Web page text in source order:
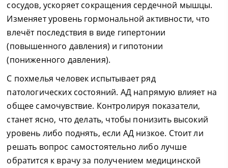
сосудов, ускоряет сокращения сердечной мышцы.
Изменяет уровень гормональной активности, что
влечёт последствия в виде гипертонии
(повышенного давления) и гипотонии
(пониженного давления).
С похмелья человек испытывает ряд
патологических состояний. АД напрямую влияет на
общее самочувствие. Контролируя показатели,
станет ясно, что делать, чтобы понизить высокий
уровень либо поднять, если АД низкое. Стоит ли
решать вопрос самостоятельно либо лучше
обратится к врачу за получением медицинской